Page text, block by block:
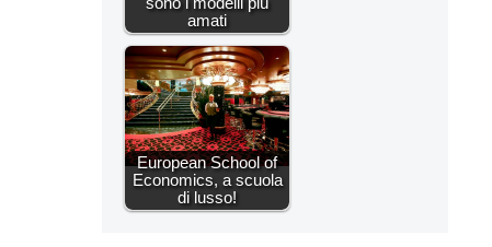
amati
European School of
Economics, a scuola
di lusso!